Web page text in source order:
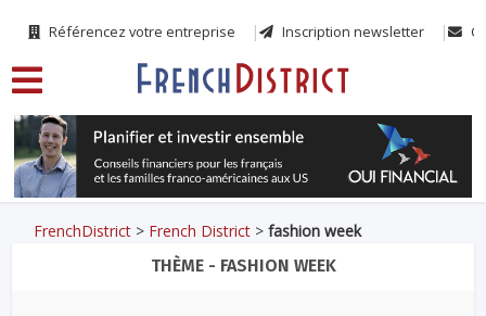
Référencez votre entreprise Inscription newsletter
FrenchDistrict > French District >fashion week
THÈME - FASHION WEEK